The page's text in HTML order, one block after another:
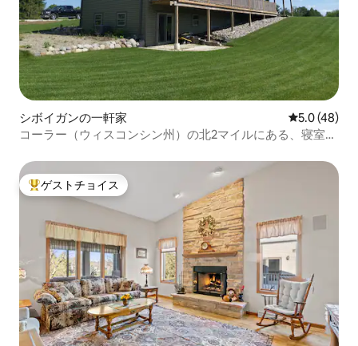
シボイガンの一軒家 レビュー48
5.0 (48)
コーラー（ウィスコンシン州）の北2マイルにある、寝室3
大好評のゲストチョイスです。
ゲストチョイス